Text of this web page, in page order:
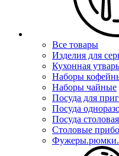
Все товары
Изделия для
Кухонная утварь
Наборы
Наборы чайные
Посуда для
Посуда
Посуда столовая
Столовые